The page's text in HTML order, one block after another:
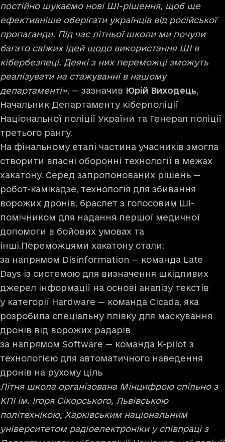
постійно шукаємо нові ШІ-рішення, щоб ще
ефективніше оберігати українців від російської
пропаганди. Під час літньої школи ми почули
багато свіжих ідей щодо використання ШІ в
кібербезпеці. Деякі з них переможці зможуть
реалізувати на стажуванні в нашому
департаменті», — зазначив Юрій Виходець,
Начальник Департаменту кіберполіції
Національної поліції України та Генерал поліції
третього рангу.
На фінальному етапі частина учасників змогла
створити власні оборонні технології в межах
хакатону. Серед запропонованих рішень —
робот-камікадзе, технологія для збивання
ворожих дронів, браслет з голосовим ШІ-
помічником для надання першої медичної
допомоги в бойових умовах та
інші.Переможцями хакатону стали:
за напрямом Disinformation — команда Late
Days із системою для визначення шкідливих
джерел інформації на основі аналізу текстів
у категорії Hardware — команда Cicada, яка
розробила спеціальну плівку для маскування
дронів від ворожих радарів
за напрямом Software — команда K-pilot з
технологією для автоматичного наведення
дронів на рухому ціль
Літня школа організована Мінцифрою спільно з
КПІ ім. Ігоря Сікорського, Львівською
політехнікою, Харківським національним
університетом радіоелектроніки у співпраці з